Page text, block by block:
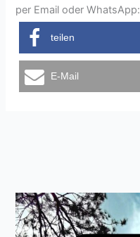
per Email oder WhatsApp:
teilen
E-Mail